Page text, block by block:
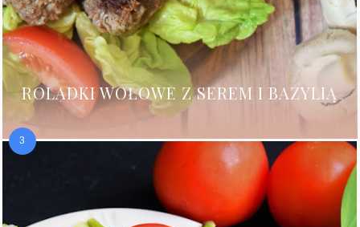
ROLADKI WOŁOWE Z SEREM I BAZYLIĄ